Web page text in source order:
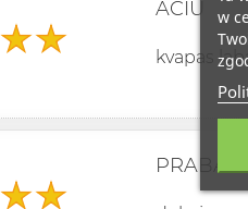
ACIU
kvapas
w